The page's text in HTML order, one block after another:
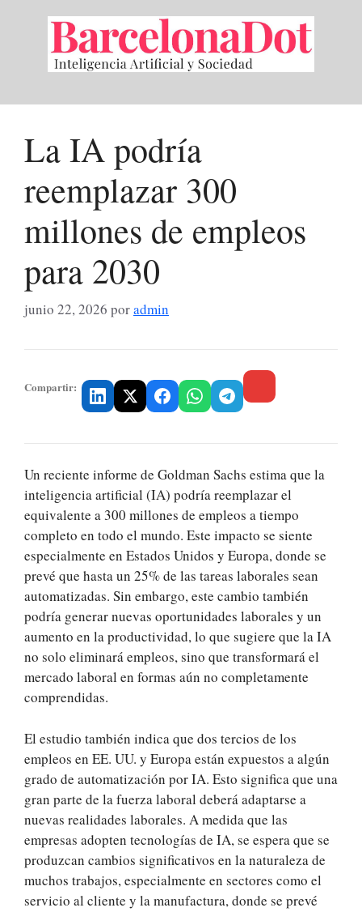
contenido
La IA podría
reemplazar 300
millones de empleos
para 2030
junio 22, 2026 poradmin
Compartir:
Un reciente informe de Goldman Sachs estima que la
inteligencia artificial (IA) podría reemplazar el
equivalente a 300 millones de empleos a tiempo
completo en todo el mundo. Este impacto se siente
especialmente en Estados Unidos y Europa, donde se
prevé que hasta un 25% de las tareas laborales sean
automatizadas. Sin embargo, este cambio también
podría generar nuevas oportunidades laborales y un
aumento en la productividad, lo que sugiere que la IA
no solo eliminará empleos, sino que transformará el
mercado laboral en formas aún no completamente
comprendidas.
El estudio también indica que dos tercios de los
empleos en EE. UU. y Europa están expuestos a algún
grado de automatización por IA. Esto significa que una
gran parte de la fuerza laboral deberá adaptarse a
nuevas realidades laborales. A medida que las
empresas adopten tecnologías de IA, se espera que se
produzcan cambios significativos en la naturaleza de
muchos trabajos, especialmente en sectores como el
servicio al cliente y la manufactura, donde se prevé